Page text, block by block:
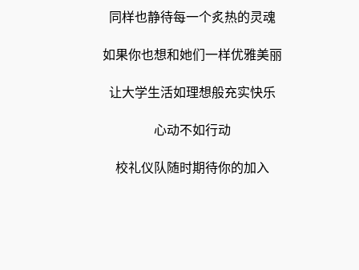
同样也静待每一个炙热的灵魂
如果你也想和她们一样优雅美丽
让大学生活如理想般充实快乐
心动不如行动
校礼仪队随时期待你的加入